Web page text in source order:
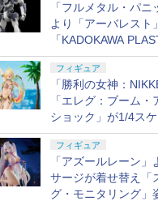
「フルメタル・パニ
より「アーバレスト
「KADOKAWA
MODEL SERIES」
スケールで登場！
フィギュア
「勝利の女神：
「エレグ：ブーム・
ショック」が1/4スケ
フィギュア化！
フィギュア
「アズールレーン」
サージが着せ替え「
グ・モニタリング」